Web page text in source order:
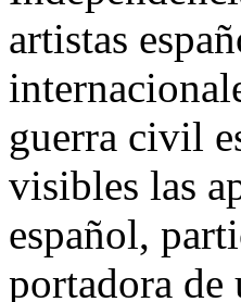
artistas
guerra civil
visibles las
español,
portadora de